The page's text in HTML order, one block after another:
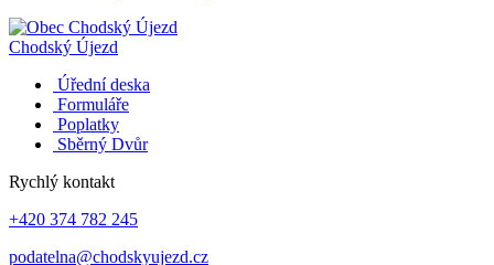
Chodský Újezd
Úřední deska
Formuláře
Poplatky
Sběrný Dvůr
Rychlý kontakt
+420 374 782 245
podatelna@chodskyujezd.cz